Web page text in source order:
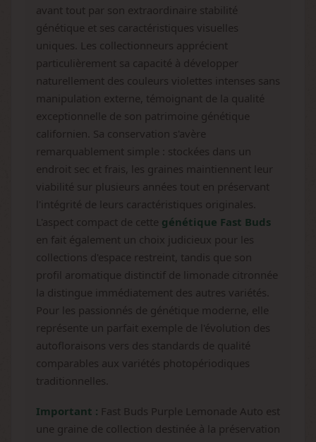
avant tout par son extraordinaire stabilité
génétique et ses caractéristiques visuelles
uniques. Les collectionneurs apprécient
particulièrement sa capacité à développer
naturellement des couleurs violettes intenses sans
manipulation externe, témoignant de la qualité
exceptionnelle de son patrimoine génétique
californien. Sa conservation s'avère
remarquablement simple : stockées dans un
endroit sec et frais, les graines maintiennent leur
viabilité sur plusieurs années tout en préservant
l'intégrité de leurs caractéristiques originales.
L'aspect compact de cette génétique Fast Buds
en fait également un choix judicieux pour les
collections d'espace restreint, tandis que son
profil aromatique distinctif de limonade citronnée
la distingue immédiatement des autres variétés.
Pour les passionnés de génétique moderne, elle
représente un parfait exemple de l'évolution des
autofloraisons vers des standards de qualité
comparables aux variétés photopériodiques
traditionnelles.
Important : Fast Buds Purple Lemonade Auto est
une graine de collection destinée à la préservation